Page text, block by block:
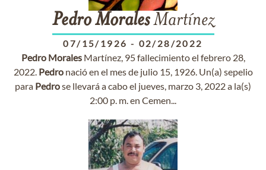
Pedro MoralesMartínez
07/15/1926 - 02/28/2022
Pedro MoralesMartínez, 95 fallecimiento el febrero 28,
2022. Pedronació en el mes de julio 15, 1926. Un(a) sepelio
para Pedrose llevará a cabo el jueves, marzo 3, 2022 a la(s)
2:00 p. m. en Cemen...